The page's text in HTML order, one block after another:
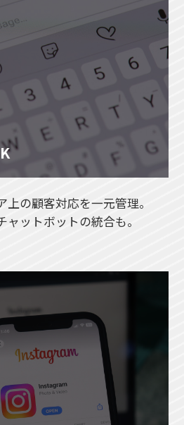
上の顧客対応を一元管理。
ャットボットの統合も。